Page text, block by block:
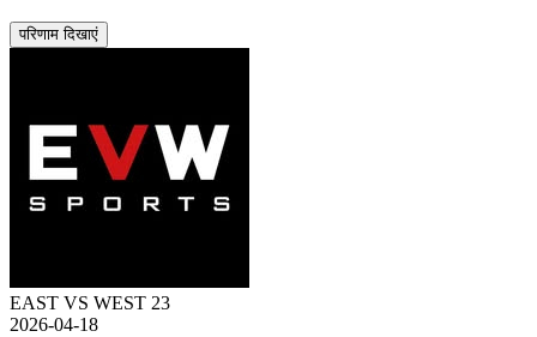
परिणाम दिखाएं
EAST VS WEST 23
2026-04-18